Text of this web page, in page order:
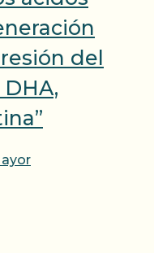
del